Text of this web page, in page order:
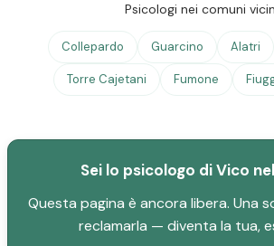
Psicologi nei comuni
Collepardo Guarcino Alatri
Torre Cajetani Fumone
Sei lo psicologo di Vico
Questa pagina è ancora libera. Una
reclamarla — diventa la tua,